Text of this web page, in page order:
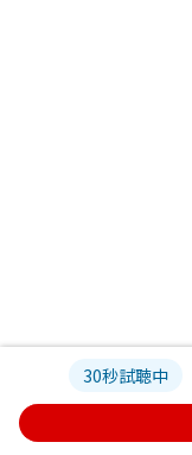
30秒試聴中